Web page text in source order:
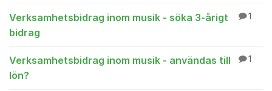
Verksamhetsbidrag inom musik - söka 3-årigt
bidrag
1
Verksamhetsbidrag inom musik - användas till
lön?
1